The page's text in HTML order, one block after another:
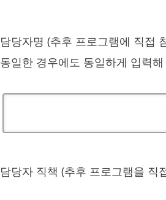
담당자명 (추후 프로그램에 직접
동일한 경우에도 동일하게 입력
담당자 직책 (추후 프로그램을 직